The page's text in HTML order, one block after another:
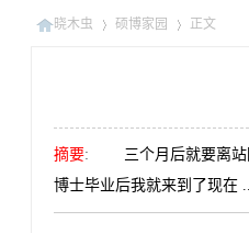
晓木虫 硕博家园 正文
摘要:
三个月后就要离站
博士毕业后我就来到了现在